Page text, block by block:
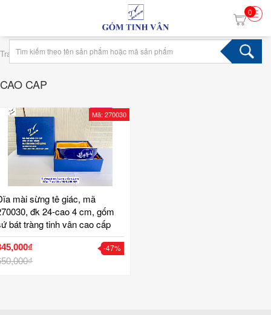
0
Trang chủ › Tag cao cap
CAO CAP
Mã: 270030
mài sừng tê giác, mã
đk 24-cao 4 cm, gốm
bát tràng tinh vân cao cấp
-47%